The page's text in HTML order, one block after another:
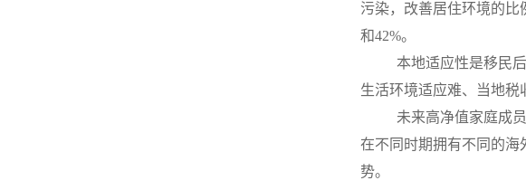
污染，改善居住环境的比
和42%。
本地适应性是移民
生活环境适应难、当地税
未来高净值家庭成
在不同时期拥有不同的海
势。